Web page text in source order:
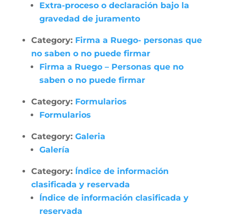
Extra-proceso o declaración bajo la
gravedad de juramento
Category: Firma a Ruego- personas que
no saben o no puede firmar
Firma a Ruego – Personas que no
saben o no puede firmar
Category: Formularios
Formularios
Category: Galeria
Galería
Category: Índice de información
clasificada y reservada
Índice de información clasificada y
reservada